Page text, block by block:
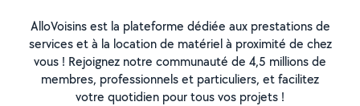
AlloVoisins est la plateforme dédiée aux prestations de
services et à la location de matériel à proximité de chez
vous ! Rejoignez notre communauté de 4,5 millions de
membres, professionnels et particuliers, et facilitez
votre quotidien pour tous vos projets !